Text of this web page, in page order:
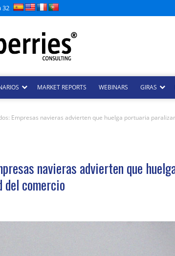
32
MARKET REPORTS WEBINARS GIRAS
Empresas navieras advierten que huelga portuaria
navieras advierten que
comercio